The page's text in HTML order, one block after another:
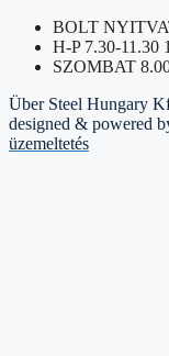
BOLT
H-P 7.30-11.30
SZOMBAT
Über Steel Hungary
designed & powered
üzemeltetés